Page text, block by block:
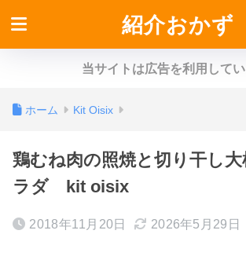
紹介おかず
当サイトは広告を利用して
ホーム Kit Oisix
鶏むね肉の照焼と切り干し
ラダ kit oisix
2018年11月20日 2026年5月29日